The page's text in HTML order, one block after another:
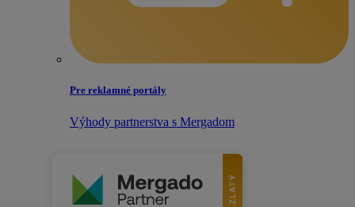
Pre reklamné portály
Výhody partnerstva s Mergadom